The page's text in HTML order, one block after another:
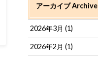
アーカイブ Archive
2026年3月 (1)
2026年2月 (1)